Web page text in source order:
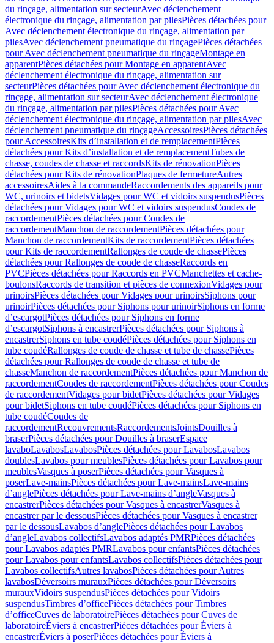
du rinçage, alimentation sur secteurAvec déclenchement
électronique du rinçage, alimentation par pilesPièces détachées pour
Avec déclenchement électronique du rinçage, alimentation par
pilesAvec déclenchement pneumatique du rinçagePièces détachées
pour Avec déclenchement pneumatique du rinçageMontage en
apparentPièces détachées pour Montage en apparentAvec
déclenchement électronique du rinçage, alimentation sur
secteurPièces détachées pour Avec déclenchement électronique du
rinçage, alimentation sur secteurAvec déclenchement électronique
du rinçage, alimentation par pilesPièces détachées pour Avec
déclenchement électronique du rinçage, alimentation par pilesAvec
déclenchement pneumatique du rinçageAccessoiresPièces détachées
pour AccessoiresKits d’installation et de remplacementPièces
détachées pour Kits d’installation et de remplacementTubes de
chasse, coudes de chasse et raccordsKits de rénovationPièces
détachées pour Kits de rénovationPlaques de fermetureAutres
accessoiresAides à la commandeRaccordements des appareils pour
WC, urinoirs et bidetsVidages pour WC et vidoirs suspendusPièces
détachées pour Vidages pour WC et vidoirs suspendusCoudes de
raccordementPièces détachées pour Coudes de
raccordementManchon de raccordementPièces détachées pour
Manchon de raccordementKits de raccordementPièces détachées
pour Kits de raccordementRallonges de coude de chassePièces
détachées pour Rallonges de coude de chasseRaccords en
PVCPièces détachées pour Raccords en PVCManchettes et cache-
boulonsRaccords de transition et pièces de connexionVidages pour
urinoirsPièces détachées pour Vidages pour urinoirsSiphons pour
urinoirPièces détachées pour Siphons pour urinoirSiphons en forme
d’escargotPièces détachées pour Siphons en forme
d’escargotSiphons à encastrerPièces détachées pour Siphons à
encastrerSiphons en tube coudéPièces détachées pour Siphons en
tube coudéRallonges de coude de chasse et tube de chassePièces
détachées pour Rallonges de coude de chasse et tube de
chasseManchon de raccordementPièces détachées pour Manchon de
raccordementCoudes de raccordementPièces détachées pour Coudes
de raccordementVidages pour bidetPièces détachées pour Vidages
pour bidetSiphons en tube coudéPièces détachées pour Siphons en
tube coudéCoudes de
raccordementRecouvrementsRaccordementsJointsDouilles à
braserPièces détachées pour Douilles à braserEspace
lavaboLavabosLavabosPièces détachées pour LavabosLavabos
doublesLavabos pour meublesPièces détachées pour Lavabos pour
meublesVasques à poserPièces détachées pour Vasques à
poserLave-mainsPièces détachées pour Lave-mainsLave-mains
d’anglePièces détachées pour Lave-mains d’angleVasques à
encastrerPièces détachées pour Vasques à encastrerVasques à
encastrer par le dessousPièces détachées pour Vasques à encastrer
par le dessousLavabos d’anglePièces détachées pour Lavabos
d’angleLavabos collectifsLavabos adaptés PMRPièces détachées
pour Lavabos adaptés PMRLavabos pour enfantsPièces détachées
pour Lavabos pour enfantsLavabos collectifsPièces détachées pour
Lavabos collectifsAutres lavabosPièces détachées pour Autres
lavabosDéversoirs murauxPièces détachées pour Déversoirs
murauxVidoirs suspendusPièces détachées pour Vidoirs
suspendusTimbres dʼofficePièces détachées pour Timbres
dʼofficeCuves de laboratoirePièces détachées pour Cuves de
laboratoireÉviers à encastrerPièces détachées pour Éviers à
encastrerÉviers à poserPièces détachées pour Éviers à